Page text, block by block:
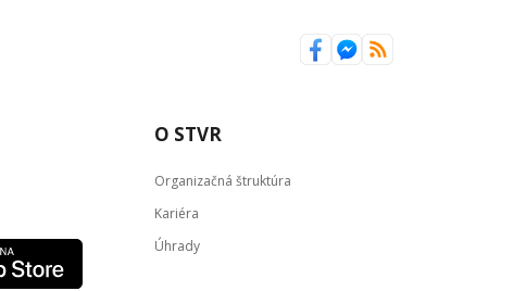
O STVR
Organizačná štruktúra
Kariéra
Úhrady